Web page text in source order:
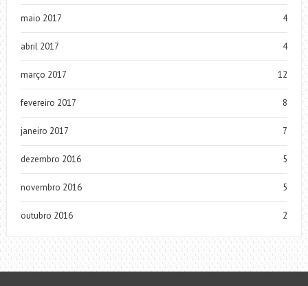
maio 2017 4
abril 2017 4
março 2017 12
fevereiro 2017 8
janeiro 2017 7
dezembro 2016 5
novembro 2016 5
outubro 2016 2